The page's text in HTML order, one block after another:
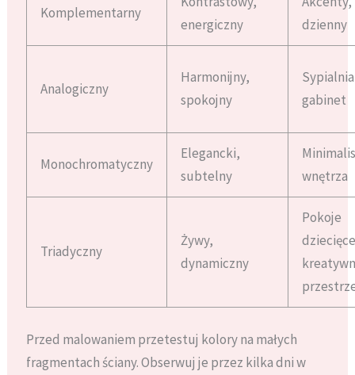
Komplementarny
energiczny
dzienny
Analogiczny
Harmonijny,
spokojny
gabinet
Monochromatyczny
Elegancki,
subtelny
wnętrza
Triadyczny
Żywy,
dynamiczny
Pokoje
Przed malowaniem przetestuj kolory na małych
fragmentach ściany. Obserwuj je przez kilka dni w